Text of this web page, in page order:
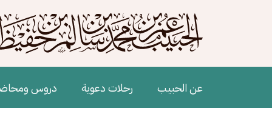
Main navigation
عن الحبيب رحلات دعوية دروس